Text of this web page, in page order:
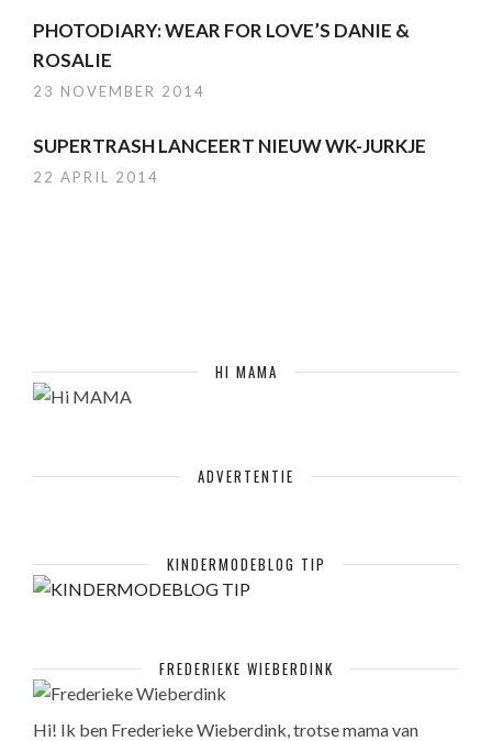
PHOTODIARY: WEAR FOR LOVE’S DANIE &
ROSALIE
23 NOVEMBER 2014
SUPERTRASH LANCEERT NIEUW WK-JURKJE
22 APRIL 2014
HI MAMA
ADVERTENTIE
KINDERMODEBLOG TIP
FREDERIEKE WIEBERDINK
Hi! Ik ben Frederieke Wieberdink, trotse mama van